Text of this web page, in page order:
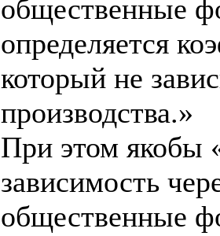
общественные
определяется
который не
производства.»
При этом якобы
зависимость
общественные